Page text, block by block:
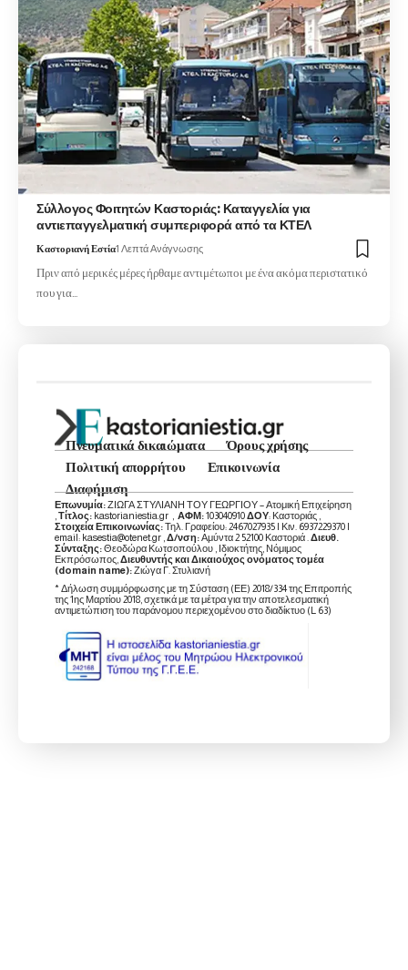
Σύλλογος Φοιτητών Καστοριάς: Καταγγελία για
αντιεπαγγελματική συμπεριφορά από τα ΚΤΕΛ
Καστοριανή Εστία1 Λεπτά Ανάγνωσης
Πριν από μερικές μέρες ήρθαμε αντιμέτωποι με ένα ακόμα περιστατικό
που για…
Πνευματικά δικαιώματα
Όρους χρήσης
Πολιτική απορρήτου
Επικοινωνία
Διαφήμιση
Επωνυμία:ΖΙΩΓΑ ΣΤΥΛΙΑΝΗ ΤΟΥ ΓΕΩΡΓΙΟΥ – Ατομική Επιχείρηση
Τίτλος: kastorianiestia.gr , ΑΦΜ:103040910ΔΟΥ: Καστοριάς ,
Στοιχεία Επικοινωνίας:Τηλ. Γραφείου: 2467027935 | Κιν. 6937229370 |
email: kasestia@otenet.gr , Δ/νση:Αμύντα 2 52100 Καστοριά . Διευθ.
Σύνταξης:Θεοδώρα Κωτσοπούλου , Ιδιοκτήτης, Νόμιμος
Εκπρόσωπος, Διευθυντής και Δικαιούχος ονόματος τομέα
(domain name):Ζιώγα Γ. Στυλιανή
* Δήλωση συμμόρφωσης με τη Σύσταση (ΕΕ) 2018/334 της Επιτροπής
της 1ης Μαρτίου 2018, σχετικά με τα μέτρα για την αποτελεσματική
αντιμετώπιση του παράνομου περιεχομένου στο διαδίκτυο (L 63)